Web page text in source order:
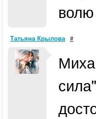
Татьяна Крылова #